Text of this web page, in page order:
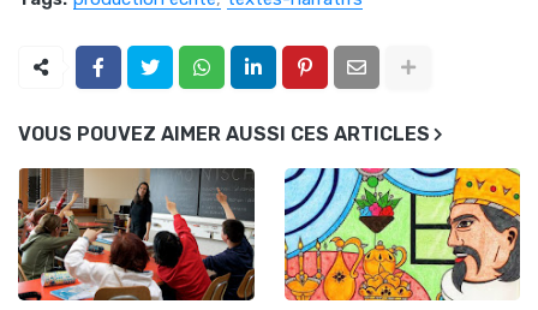
VOUS POUVEZ AIMER AUSSI CES ARTICLES